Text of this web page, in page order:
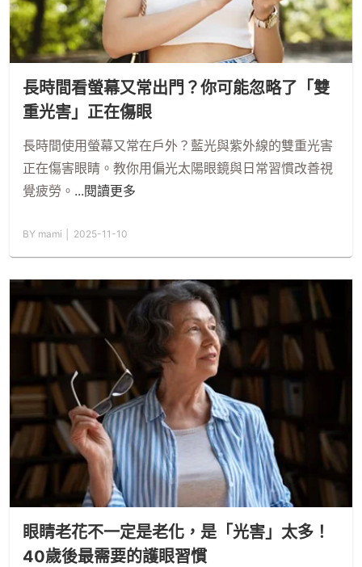
長時間看螢幕又常出門？你可能忽略了「雙
重光害」正在傷眼
長時間使用螢幕又常在戶外？藍光與紫外線的雙重光害
正在傷害眼睛。教你用偏光太陽眼鏡與日常習慣改善視
覺疲勞。 ...閱讀更多
BY mami │ 2025-11-10
眼睛老花不一定是老化，是「光害」太多！
40歲後最需要的護眼習慣